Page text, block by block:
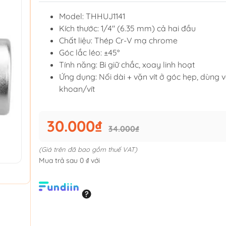
Model: THHUJ1141
Kích thước: 1/4" (6.35 mm) cả hai đầu
Chất liệu: Thép Cr-V mạ chrome
Góc lắc léo: ±45°
Tính năng: Bi giữ chắc, xoay linh hoạt
Ứng dụng: Nối dài + vặn vít ở góc hẹp, dùng
khoan/vít
30.000₫ 34.000₫
(Giá trên đã bao gồm thuế VAT)
Mua trả sau 0 ₫ với